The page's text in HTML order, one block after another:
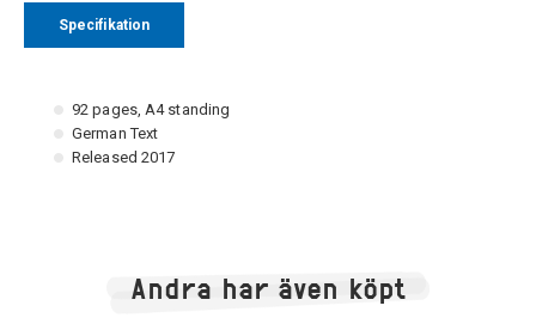
Specifikation
92 pages, A4 standing
German Text
Released 2017
Andra har även köpt